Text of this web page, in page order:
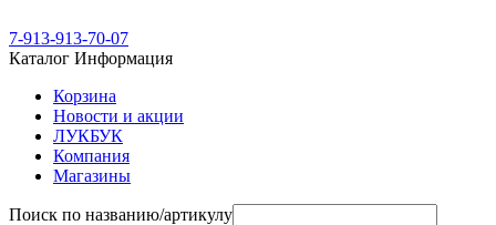
7-913-913-70-07
Каталог Информация
Корзина
Новости и акции
ЛУКБУК
Компания
Магазины
Поиск по названию/артикулу